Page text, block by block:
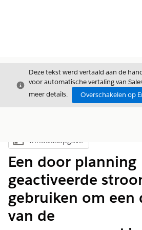
Sluiten
Deze tekst werd vertaald aan de
voor automatische vertaling van
meer details.
Overschakelen op
Inhoudsopgave weergeven
Inhoudsopgave
Een door planning
geactiveerde
gebruiken om een
van de